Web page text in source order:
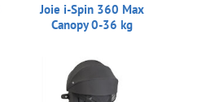
Joie i-Spin 360 Max
Canopy 0-36 kg